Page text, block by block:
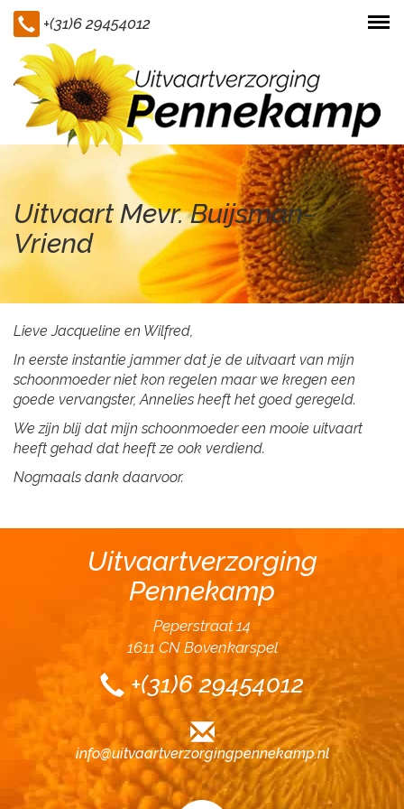
+(31)6 29454012
Uitvaart Mevr. Buijsman-
Vriend
Lieve Jacqueline en Wilfred,
In eerste instantie jammer dat je de uitvaart van mijn
schoonmoeder niet kon regelen maar we kregen een
goede vervangster, Annelies heeft het goed geregeld.
We zijn blij dat mijn schoonmoeder een mooie uitvaart
heeft gehad dat heeft ze ook verdiend.
Nogmaals dank daarvoor.
Uitvaartverzorging
Pennekamp
Peperstraat 14
1611 CN Bovenkarspel
+(31)6 29454012
info@uitvaartverzorgingpennekamp.nl